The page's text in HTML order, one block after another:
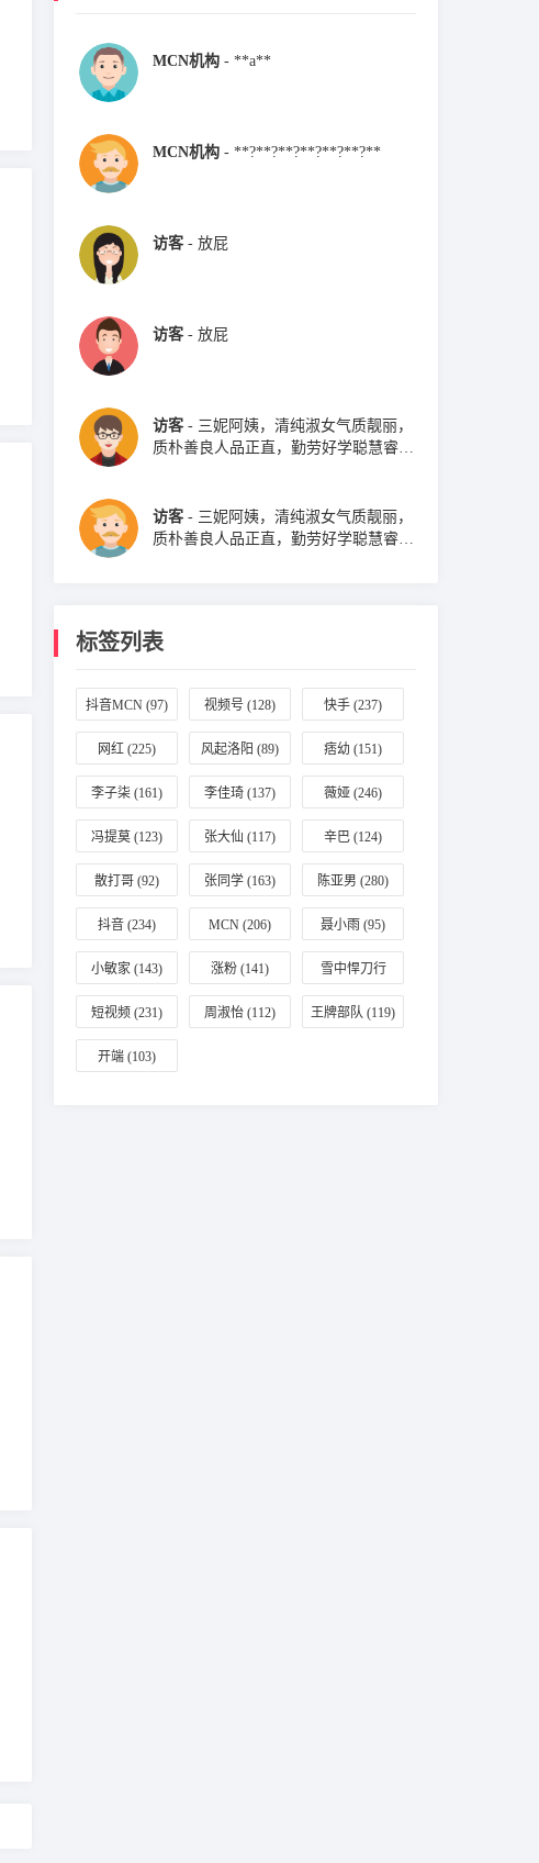
MCN机构 - **a**
MCN机构 - **?**?**?**?**?**?**
访客 - 放屁
访客 - 放屁
访客 - 三妮阿姨，清纯淑女气质靓丽，
质朴善良人品正直，勤劳好学聪慧睿
访客 - 三妮阿姨，清纯淑女气质靓丽，
质朴善良人品正直，勤劳好学聪慧睿
标签列表
抖音MCN (97) 视频号 (128) 快手 (237)
网红 (225) 风起洛阳 (89) 痞幼 (151)
李子柒 (161) 李佳琦 (137) 薇娅 (246)
冯提莫 (123) 张大仙 (117) 辛巴 (124)
散打哥 (92) 张同学 (163) 陈亚男 (280)
抖音 (234) MCN (206) 聂小雨 (95)
小敏家 (143) 涨粉 (141) 雪中悍刀行
(196)
短视频 (231) 周淑怡 (112) 王牌部队 (119)
开端 (103)